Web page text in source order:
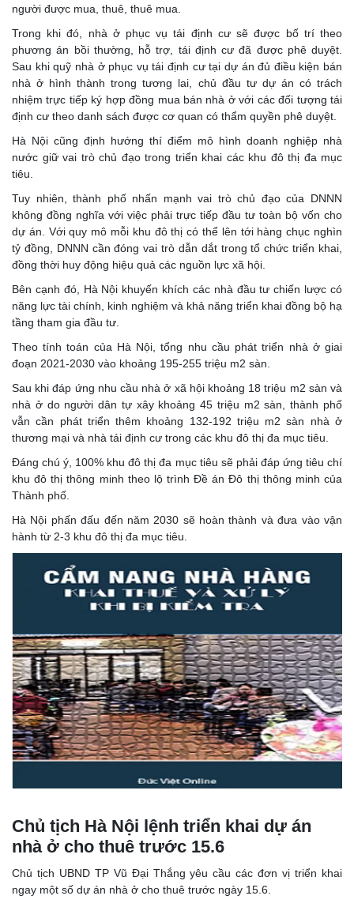
người được mua, thuê, thuê mua.
Trong khi đó, nhà ở phục vụ tái định cư sẽ được bố trí theo
phương án bồi thường, hỗ trợ, tái định cư đã được phê duyệt.
Sau khi quỹ nhà ở phục vụ tái định cư tại dự án đủ điều kiện bán
nhà ở hình thành trong tương lai, chủ đầu tư dự án có trách
nhiệm trực tiếp ký hợp đồng mua bán nhà ở với các đối tượng tái
định cư theo danh sách được cơ quan có thẩm quyền phê duyệt.
Hà Nội cũng định hướng thí điểm mô hình doanh nghiệp nhà
nước giữ vai trò chủ đạo trong triển khai các khu đô thị đa mục
tiêu.
Tuy nhiên, thành phố nhấn mạnh vai trò chủ đạo của DNNN
không đồng nghĩa với việc phải trực tiếp đầu tư toàn bộ vốn cho
dự án. Với quy mô mỗi khu đô thị có thể lên tới hàng chục nghìn
tỷ đồng, DNNN cần đóng vai trò dẫn dắt trong tổ chức triển khai,
đồng thời huy động hiệu quả các nguồn lực xã hội.
Bên cạnh đó, Hà Nội khuyến khích các nhà đầu tư chiến lược có
năng lực tài chính, kinh nghiệm và khả năng triển khai đồng bộ hạ
tầng tham gia đầu tư.
Theo tính toán của Hà Nội, tổng nhu cầu phát triển nhà ở giai
đoạn 2021-2030 vào khoảng 195-255 triệu m2 sàn.
Sau khi đáp ứng nhu cầu nhà ở xã hội khoảng 18 triệu m2 sàn và
nhà ở do người dân tự xây khoảng 45 triệu m2 sàn, thành phố
vẫn cần phát triển thêm khoảng 132-192 triệu m2 sàn nhà ở
thương mại và nhà tái định cư trong các khu đô thị đa mục tiêu.
Đáng chú ý, 100% khu đô thị đa mục tiêu sẽ phải đáp ứng tiêu chí
khu đô thị thông minh theo lộ trình Đề án Đô thị thông minh của
Thành phố.
Hà Nội phấn đấu đến năm 2030 sẽ hoàn thành và đưa vào vận
hành từ 2-3 khu đô thị đa mục tiêu.
Chủ tịch Hà Nội lệnh triển khai dự án
nhà ở cho thuê trước 15.6
Chủ tịch UBND TP Vũ Đại Thắng yêu cầu các đơn vị triển khai
ngay một số dự án nhà ở cho thuê trước ngày 15.6.